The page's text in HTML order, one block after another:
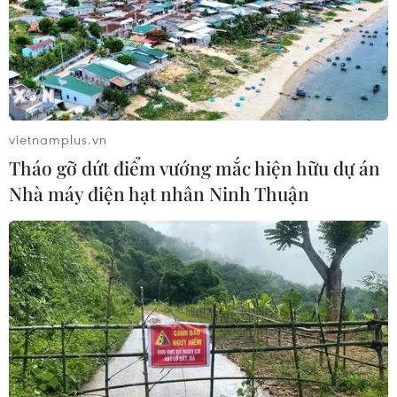
vietnamplus.vn
Tháo gỡ dứt điểm vướng mắc hiện hữu dự án
Nhà máy điện hạt nhân Ninh Thuận